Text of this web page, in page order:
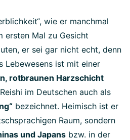
wie er manchmal
ersten Mal zu Gesicht
er sei gar nicht echt, denn
Lebewesens ist mit einer
rotbraunen Harzschicht
im Deutschen auch als
bezeichnet. Heimisch ist er
Raum, sondern
und Japans bzw. in der